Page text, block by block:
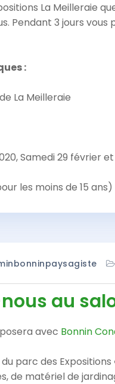
La Meilleraie
Pendant 3 jours
:
La Meilleraie
Samedi 29 février et
les moins de 15
au
avec Bonnin
parc des
de matériel de